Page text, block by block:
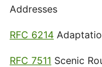
Addresses
RFC 6214
RFC 7511 Scenic